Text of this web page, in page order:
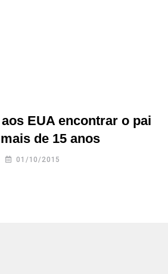
EUA encontrar o pai
de 15 anos
01/10/2015